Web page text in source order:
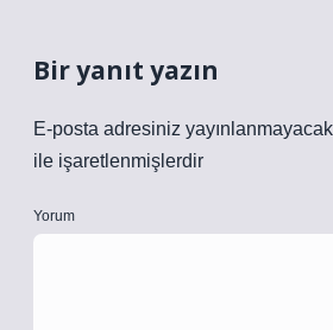
Bir yanıt yazın
E-posta adresiniz
ile işaretlenmişlerdir
Yorum